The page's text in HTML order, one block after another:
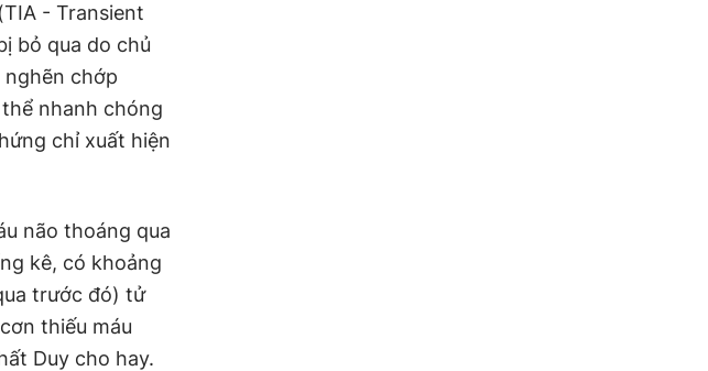
- Transient
bỏ qua do chủ
chớp
nhanh chóng
chỉ xuất hiện
não thoáng qua
kê, có khoảng
trước đó) tử
thiếu máu
Duy cho hay.